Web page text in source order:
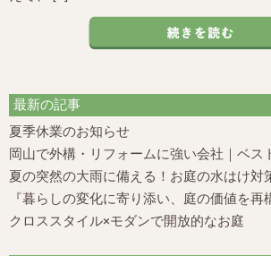
最新の記事
夏季休業のお知らせ
岡山で外構・リフォームに強い会社｜ベ
夏の突然の大雨に備える！お庭の水はけ対
『暮らしの変化に寄り添い、庭の価値を
クロススタイル×モダンで開放的なお庭